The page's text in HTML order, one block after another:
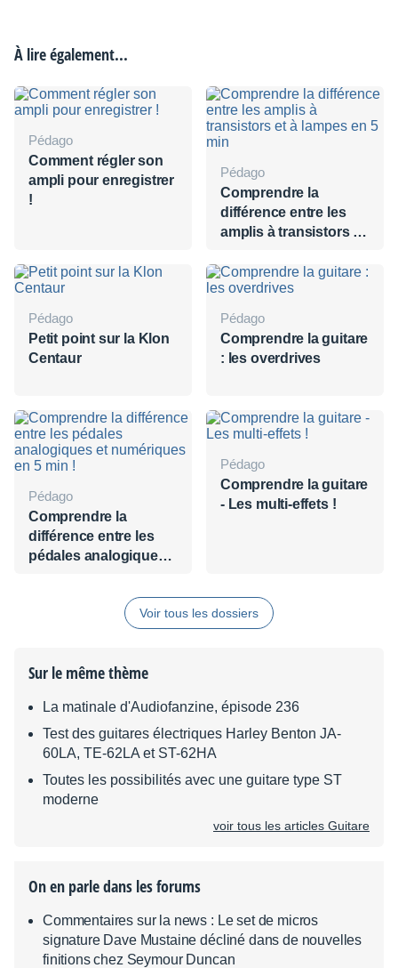
À lire également...
Pédago
Comment régler son
ampli pour enregistrer
!
Pédago
Comprendre la
différence entre les
amplis à transistors et
Pédago
Petit point sur la Klon
Centaur
Pédago
Comprendre la guitare
: les overdrives
Pédago
Comprendre la
différence entre les
pédales analogiques
Pédago
Comprendre la guitare
- Les multi-effets !
Voir tous les dossiers
Sur le même thème
La matinale d'Audiofanzine, épisode 236
Test des guitares électriques Harley Benton JA-
60LA, TE-62LA et ST-62HA
Toutes les possibilités avec une guitare type ST
moderne
voir tous les articles Guitare
On en parle dans les forums
Commentaires sur la news : Le set de micros
signature Dave Mustaine décliné dans de nouvelles
finitions chez Seymour Duncan